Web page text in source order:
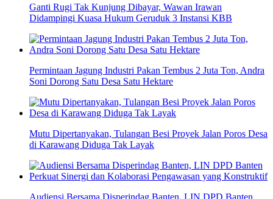
Ganti Rugi Tak Kunjung Dibayar, Wawan Irawan
Didampingi Kuasa Hukum Geruduk 3 Instansi KBB
Permintaan Jagung Industri Pakan Tembus 2 Juta Ton, Andra
Soni Dorong Satu Desa Satu Hektare
Mutu Dipertanyakan, Tulangan Besi Proyek Jalan Poros Desa
di Karawang Diduga Tak Layak
Audiensi Bersama Disperindag Banten, LIN DPD Banten